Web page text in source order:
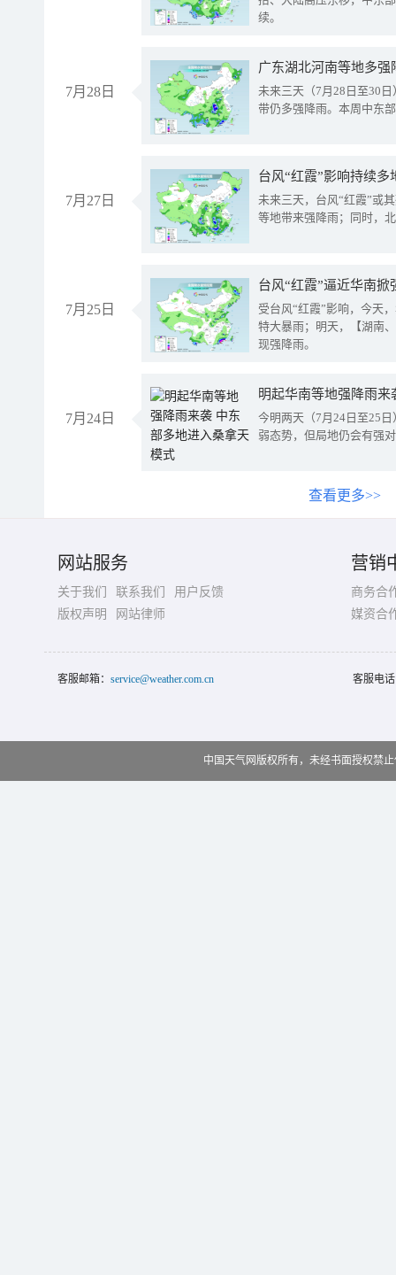
续。
7月28日
广东湖北河南等地多
未来三天（7月28日至30
带仍多强降雨。本周中东
7月27日
台风“红霞”影响持续
未来三天，台风“红霞”或
等地带来强降雨；同时，
7月25日
台风“红霞”逼近华南
受台风“红霞”影响，今天
特大暴雨；明天，【湖南
现强降雨。
7月24日
明起华南等地强降雨
今明两天（7月24日至25
弱态势，但局地仍会有强
查看更多>>
网站服务
关于我们 联系我们
用户反馈
版权声明
网站律师
营销
商务合
媒资合
客服邮箱： service@weather.com.cn 客服电
中国天气网版权所有，未经书面授权